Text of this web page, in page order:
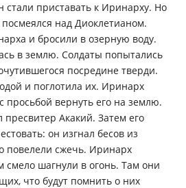
приставать к Иринарху. Но
над Диоклетианом.
и бросили в озерную воду.
в землю. Солдаты попытались
посредине тверди.
и поглотила их. Иринарх
просьбой вернуть его на землю.
пресвитер Акакий. Затем его
он изгнал бесов из
повелели сжечь. Иринарх
смело шагнули в огонь. Там они
что будут помнить о них